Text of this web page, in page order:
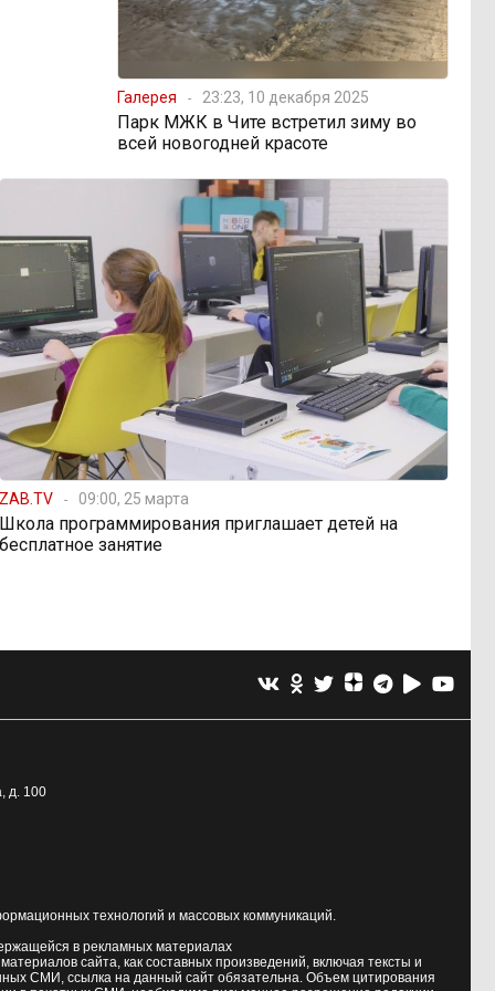
Галерея 23:23, 10 декабря 2025
Парк МЖК в Чите встретил зиму во
всей новогодней красоте
ZAB.TV 09:00, 25 марта
Школа программирования приглашает детей на
бесплатное занятие
д. 100
технологий и массовых коммуникаций.
в рекламных материалах
сайта, как составных произведений, включая тексты и
СМИ, ссылка на данный сайт обязательна. Объем цитирования